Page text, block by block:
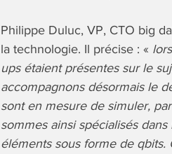
Philippe Duluc, VP, CTO big
la technologie. Il précise : «
ups étaient présentes sur le
accompagnons désormais le
sont en mesure de simuler,
sommes ainsi spécialisés
éléments sous forme de